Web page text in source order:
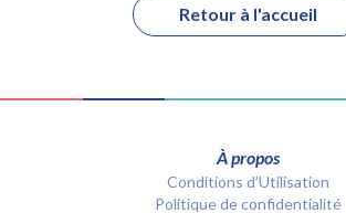
Retour à l'accueil
À propos
Conditions d’Utilisation
Politique de confidentialité